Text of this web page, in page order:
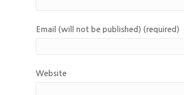
Email (will not be published) (required)
Website